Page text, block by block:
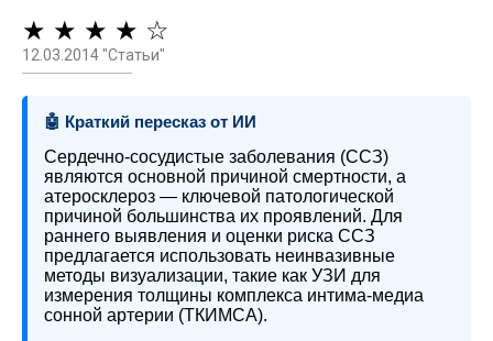
★ ★ ★ ★ ☆
12.03.2014 "Статьи"
🤖 Краткий пересказ от ИИ
Сердечно-сосудистые заболевания (ССЗ)
являются основной причиной смертности, а
атеросклероз — ключевой патологической
причиной большинства их проявлений. Для
раннего выявления и оценки риска ССЗ
предлагается использовать неинвазивные
методы визуализации, такие как УЗИ для
измерения толщины комплекса интима-медиа
сонной артерии (ТКИМСА).